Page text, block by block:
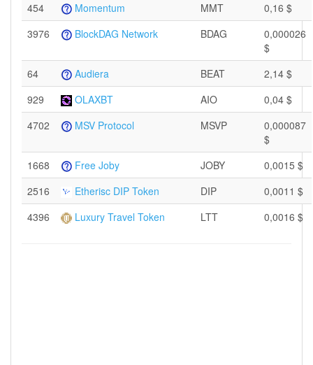
454
Momentum MMT
0,16 $
3976
BlockDAG Network BDAG
0,000026
$
64
Audiera BEAT
2,14 $
929
OLAXBT AIO
0,04 $
4702
MSV Protocol MSVP
0,000087
$
1668
Free Joby JOBY
0,0015 $
2516
Etherisc DIP Token DIP
0,0011 $
4396
Luxury Travel Token LTT 0,0016 $